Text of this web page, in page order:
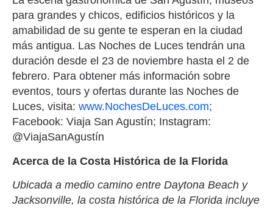
para grandes y chicos, edificios históricos y la
amabilidad de su gente te esperan en la ciudad
más antigua. Las Noches de Luces tendrán una
duración desde el 23 de noviembre hasta el 2 de
febrero. Para obtener más información sobre
eventos, tours y ofertas durante las Noches de
Luces, visita: www.NochesDeLuces.com;
Facebook: Viaja San Agustín; Instagram:
@ViajaSanAgustín
Acerca de la Costa Histórica de la Florida
Ubicada a medio camino entre Daytona Beach y
Jacksonville, la costa histórica de la Florida incluye